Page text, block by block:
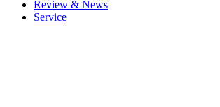
Review & News
Service